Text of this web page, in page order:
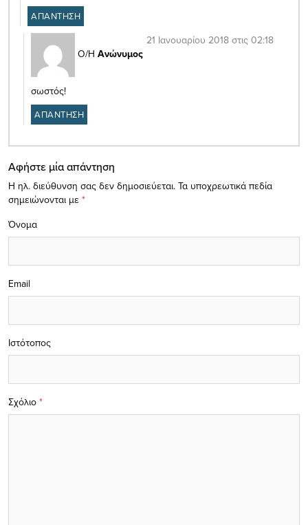
ΑΠΑΝΤΗΣΗ
Ο/Η Ανώνυμος
21 Ιανουαρίου 2018 στις 02:18
σωστός!
ΑΠΑΝΤΗΣΗ
Αφήστε μία απάντηση
Η ηλ. διεύθυνση σας δεν δημοσιεύεται. Τα υποχρεωτικά πεδία
σημειώνονται με *
Σχόλιο *
Όνομα
Email
Ιστότοπος